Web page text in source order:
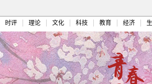
时评 理论 文化 科技 教育 经济